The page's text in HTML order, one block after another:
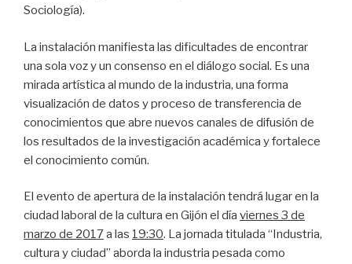
Sociología).
La instalación manifiesta las dificultades de encontrar
una sola voz y un consenso en el diálogo social. Es una
mirada artística al mundo de la industria, una forma
visualización de datos y proceso de transferencia de
conocimientos que abre nuevos canales de difusión de
los resultados de la investigación académica y fortalece
el conocimiento común.
El evento de apertura de la instalación tendrá lugar en la
ciudad laboral de la cultura en Gijón el día viernes 3 de
marzo de 2017a las 19:30. La jornada titulada “Industria,
cultura y ciudad” aborda la industria pesada como